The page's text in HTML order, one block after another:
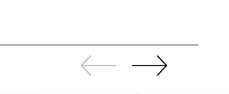
Zurück
sliden
Weiter
sliden